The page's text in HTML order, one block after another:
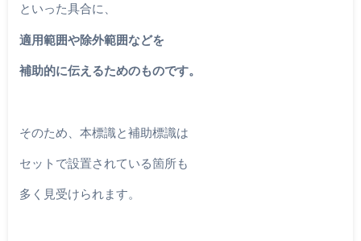
といった具合に、
適用範囲や除外範囲などを
補助的に伝えるためのものです。
そのため、本標識と補助標識は
セットで設置されている箇所も
多く見受けられます。